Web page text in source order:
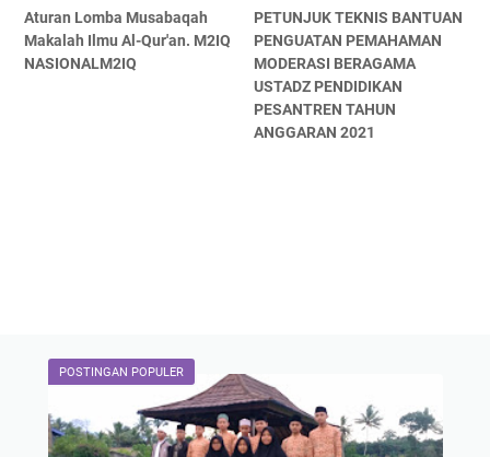
Aturan Lomba Musabaqah
Makalah Ilmu Al-Qur'an. M2IQ
NASIONALM2IQ
PETUNJUK TEKNIS BANTUAN
PENGUATAN PEMAHAMAN
MODERASI BERAGAMA
USTADZ PENDIDIKAN
PESANTREN TAHUN
ANGGARAN 2021
POSTINGAN POPULER